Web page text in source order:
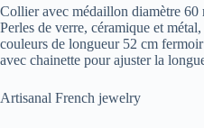
Collier avec médaillon diamètre 60
Perles de verre, céramique et
couleurs de longueur 52 cm
avec chainette pour ajuster la
Artisanal French jewelry